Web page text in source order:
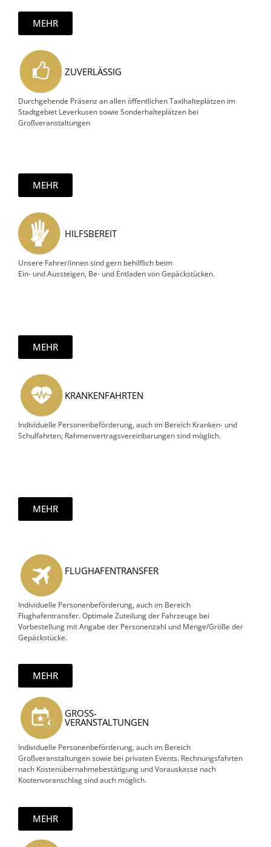
MEHR
ZUVERLÄSSIG
Durchgehende Präsenz an allen öffentlichen Taxihalteplätzen im
Stadtgebiet Leverkusen sowie Sonderhalteplätzen bei
Großveranstaltungen
MEHR
HILFSBEREIT
Unsere Fahrer/innen sind gern behilflich beim
Ein- und Aussteigen, Be- und Entladen von Gepäckstücken.
MEHR
KRANKENFAHRTEN
Individuelle Personenbeförderung, auch im Bereich Kranken- und
Schulfahrten; Rahmenvertragsvereinbarungen sind möglich.
MEHR
FLUGHAFENTRANSFER
Individuelle Personenbeförderung, auch im Bereich
Flughafentransfer. Optimale Zuteilung der Fahrzeuge bei
Vorbestellung mit Angabe der Personenzahl und Menge/Größe der
Gepäckstücke.
MEHR
GROSS-
VERANSTALTUNGEN
Individuelle Personenbeförderung, auch im Bereich
Großveranstaltungen sowie bei privaten Events. Rechnungsfahrten
nach Kostenübernahmebestätigung und Vorauskasse nach
Kostenvoranschlag sind auch möglich.
MEHR